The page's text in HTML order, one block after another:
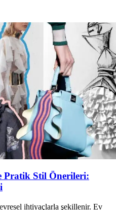
Pratik Stil Önerileri:
ihtiyaçlarla şekillenir. Ev